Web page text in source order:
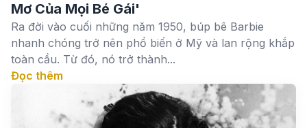
Mơ Của Mọi Bé Gái'
Ra đời vào cuối những năm 1950, búp bê Barbie
nhanh chóng trở nên phổ biến ở Mỹ và lan rộng khắp
toàn cầu. Từ đó, nó trở thành...
Đọc thêm